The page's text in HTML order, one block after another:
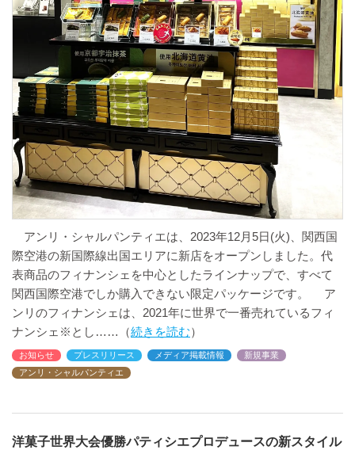
アンリ・シャルパンティエは、2023年12月5日(火)、関西国
際空港の新国際線出国エリアに新店をオープンしました。代
表商品のフィナンシェを中心としたラインナップで、すべて
関西国際空港でしか購入できない限定パッケージです。 ア
ンリのフィナンシェは、2021年に世界で一番売れているフィ
ナンシェ※とし
続きを読む
お知らせ プレスリリース メディア掲載情報
新規事業
アンリ・シャルパンティエ
洋菓子世界大会優勝パティシエプロデュースの新スタイル